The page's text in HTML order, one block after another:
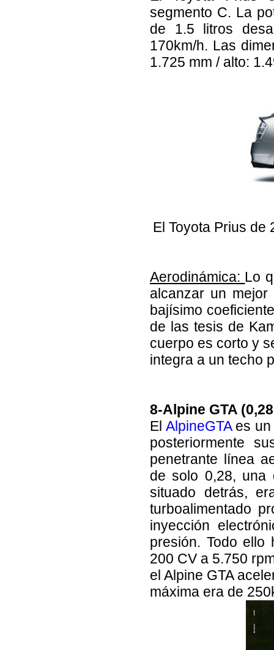
segmento C. La
de 1.5 litros
170km/h. Las
1.725 mm / alto:
El Toyota Prius de
Aerodinámica: Lo
alcanzar un
bajísimo
de las tesis de
cuerpo es corto y
integra a un techo
8-Alpine GTA
El AlpineGTAes un
posteriormente
penetrante línea
de solo 0,28, una
situado detrás,
turboalimentado
inyección
presión. Todo ello
200 CV a 5.750
el Alpine GTA
máxima era de